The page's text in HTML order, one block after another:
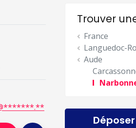
Trouver
France
Languedoc-
Aude